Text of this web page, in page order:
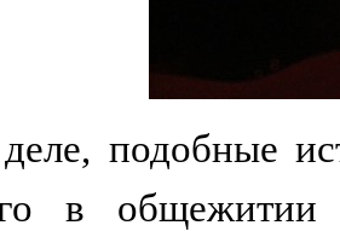
подобные
в общежитии